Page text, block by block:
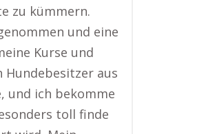
zu kümmern.
und eine
Kurse und
Hundebesitzer aus
und ich bekomme
toll finde